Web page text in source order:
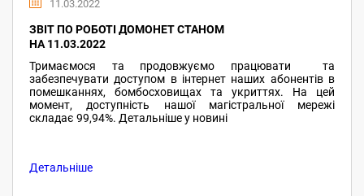
11.03.2022
ЗВІТ ПО РОБОТІ ДОМОНЕТ СТАНОМ
НА 11.03.2022
Тримаємося та продовжуємо працювати та
забезпечувати доступом в інтернет наших абонентів в
помешканнях, бомбосховищах та укриттях. На цей
момент, доступність нашої магістральної мережі
складає 99,94%. Детальніше у новині
Детальніше